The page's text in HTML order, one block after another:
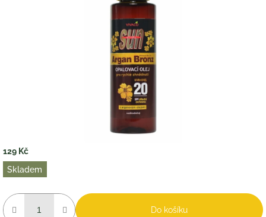
129 Kč
Měrná
cena:
Skladem
Do košíku